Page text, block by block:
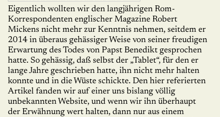
Eigentlich wollten wir den langjährigen Rom-
Korrespondenten englischer Magazine Robert
Mickens nicht mehr zur Kenntnis nehmen, seitdem er
2014 in überaus gehässiger Weise von seiner freudigen
Erwartung des Todes von Papst Benedikt gesprochen
hatte. So gehässig, daß selbst der „Tablet“, für den er
lange Jahre geschrieben hatte, ihn nicht mehr halten
konnte und in die Wüste schickte. Den hier referierten
Artikel fanden wir auf einer uns bislang völlig
unbekannten Website, und wenn wir ihn überhaupt
der Erwähnung wert halten, dann nur aus einem